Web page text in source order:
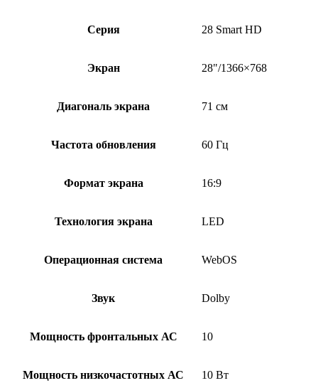
Серия 28 Smart HD
Экран 28"/1366×768
Диагональ экрана 71 см
Частота обновления 60 Гц
Формат экрана 16:9
Технология экрана LED
Операционная система WebOS
Звук Dolby
Мощность фронтальных АС 10
Мощность низкочастотных АС 10 Вт